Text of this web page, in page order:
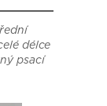
délce
psací